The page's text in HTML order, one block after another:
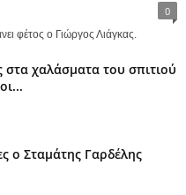
0
φέτος ο Γιώργος Λιάγκας.
στα χαλάσματα του σπιτιού
ο Σταμάτης Γαρδέλης